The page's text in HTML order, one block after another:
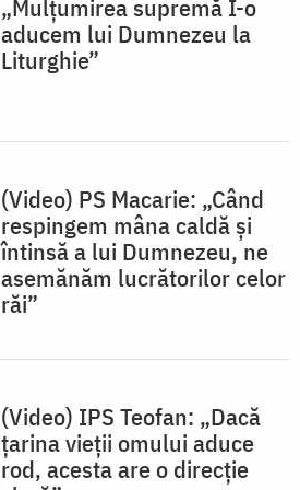
„Mulțumirea supremă I-o
aducem lui Dumnezeu la
Liturghie”
(Video) PS Macarie: „Când
respingem mâna caldă și
întinsă a lui Dumnezeu, ne
asemănăm lucrătorilor celor
răi”
(Video) IPS Teofan: „Dacă
țarina vieții omului aduce
rod, acesta are o direcție